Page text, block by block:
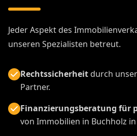
Jeder Aspekt des
unseren Spezialisten betreut.
Rechtssicherheitdurch
Partner.
Finanzierungsberatung für
von Immobilien in Buchholz